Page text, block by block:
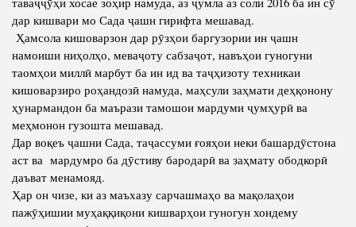
дар кишвари мо Сада ҷашн гирифта мешавад.
Ҳамсола кишоварзон дар рӯзҳои баргузории ин ҷашн
намоиши ниҳолҳо, меваҷоту сабзаҷот, навъҳои гуногуни
таомҳои миллӣ марбут ба ин ид ва таҷҳизоту техникаи
кишоварзиро роҳандозӣ намуда, маҳсули заҳмати деҳқонону
ҳунармандон ба маърази тамошои мардуми ҷумҳурӣ ва
меҳмонон гузошта мешавад.
Дар воқеъ ҷашни Сада, таҷассуми ғояҳои неки башардӯстона
аст ва мардумро ба дӯстиву бародарӣ ва заҳмату ободкорӣ
даъват менамояд.
Ҳар он чизе, ки аз маъхазу сарчашмаҳо ва мақолаҳои
пажӯҳишии муҳаққиқони кишварҳои гуногун хондему